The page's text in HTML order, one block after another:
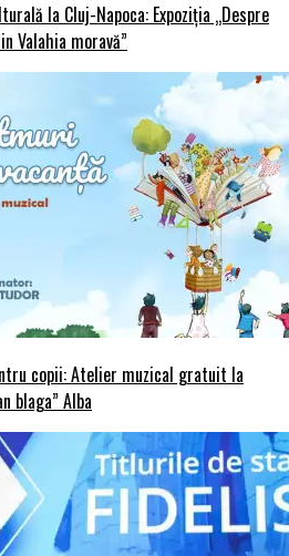
la Cluj-Napoca: Expoziția „Despre
Valahia moravă”
copii: Atelier muzical gratuit la
blaga” Alba